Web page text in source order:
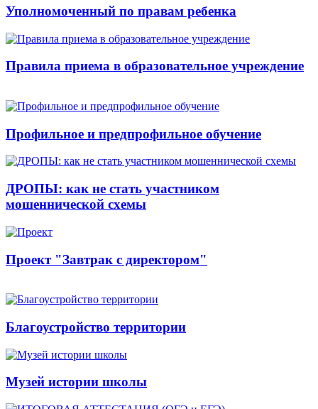
Уполномоченный по правам ребенка
Правила приема в образовательное учреждение
Профильное и предпрофильное обучение
ДРОПЫ: как не стать участником
мошеннической схемы
Проект "Завтрак с директором"
Благоустройство территории
Музей истории школы